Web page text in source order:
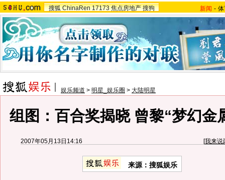
搜狐 ChinaRen 17173 焦点房地产 搜狗 新闻 -
娱乐频道 > 明星_娱乐圈 > 大陆明星
组图：百合奖揭晓 曾黎“梦幻金
2007年05月13日14:16 [我来说
来源：搜狐娱乐